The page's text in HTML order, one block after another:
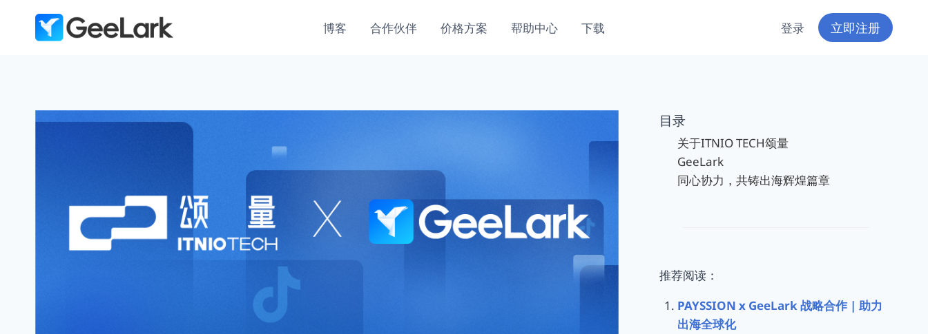
博客 合作伙伴 价格方案 帮助中心 下载 登录 立即注册
目录
关于ITNIO TECH颂量
GeeLark
同心协力，共铸出海辉煌篇章
推荐阅读：
PAYSSION x GeeLark 战略合作 | 助力
出海全球化